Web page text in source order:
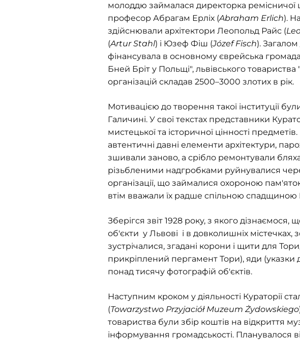
молоддю займалася директорка ремісничої
професор Абрагам Ерліх (Abraham Erlich).
здійснювали архітектори Леопольд Райс (
(Artur Stahl) і Юзеф Фіш (Józef Fisch). Загалом
фінансувала в основному єврейська
Бней Бріт у Польщі", львівського
організацій складав 2500–3000 злотих в рік.
Мотивацією до творення такої інституції
Галичині. У свої текстах представники
мистецької та історичної цінності
автентичні давні елементи архітектури,
зшивали заново, а срібло ремонтували
різьбленими надгробками руйнувалися
організації, що займалися охороною
втім вважали їх радше спільною
Зберігся звіт 1928 року, з якого дізнаємося,
об'єкти у Львові і в довколишніх
зустрічалися, згадані корони і щити для
прикріплений пергамент Тори), яди
понад тисячу фотографій об'єктів.
Наступним кроком у діяльності Кураторії
(Тоwarzystwo Przyjaciół Muzeum Żydowskiego
товариства були збір коштів на відкриття
інформування громадськості. Планувалося